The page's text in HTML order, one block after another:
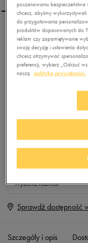
NIKE JR BRAVATA
0.0( 0 )
zł z Vat
KLUBIE
Produkt
Jeśli artykuł będzie
Wybierz rozmiar
Rozmiary EU
35,5
Sprawdź dostępność
Szczegóły i opis
poszanowaniu bezpieczeństwa
chcesz, abyśmy
do przygotowania
produktów dopasowanych do
reklam czy zapamiętywanie
swoją decyzję i ustawienia
chcesz otrzymywać
preferencji, wybierz „Odrzuć
naszą
politykę prywatności.